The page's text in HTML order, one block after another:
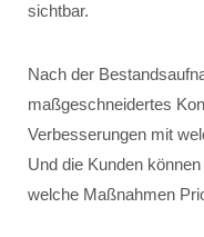
sichtbar.
Nach der
maßgeschneidertes
Verbesserungen mit
Und die Kunden
welche Maßnahmen